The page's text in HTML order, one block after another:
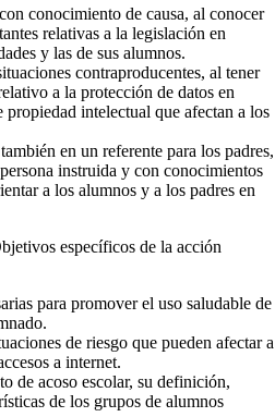
conocimiento de causa, al conocer
relativas a la legislación en
y las de sus alumnos.
contraproducentes, al tener
a la protección de datos en
propiedad intelectual que afectan a los
en un referente para los padres,
instruida y con conocimientos
a los alumnos y a los padres en
específicos de la acción
para promover el uso saludable de
de riesgo que pueden afectar a
a internet.
de acoso escolar, su definición,
de los grupos de alumnos